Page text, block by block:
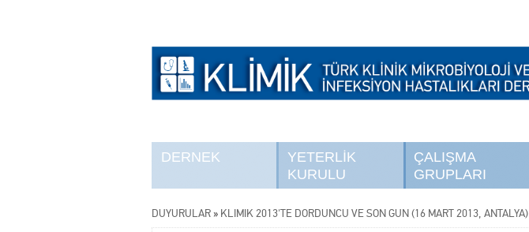
DERNEK
YETERLİK
KURULU
ÇALIŞMA
GRUPLARI
DUYURULAR » KLİMİK 2013'TE DÖRDÜNCÜ VE SON GÜN (16 MART 2013, ANTALYA)